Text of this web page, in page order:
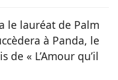
le lauréat de Palm
à Panda, le
de « L’Amour qu’il